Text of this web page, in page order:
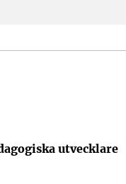
utvecklare